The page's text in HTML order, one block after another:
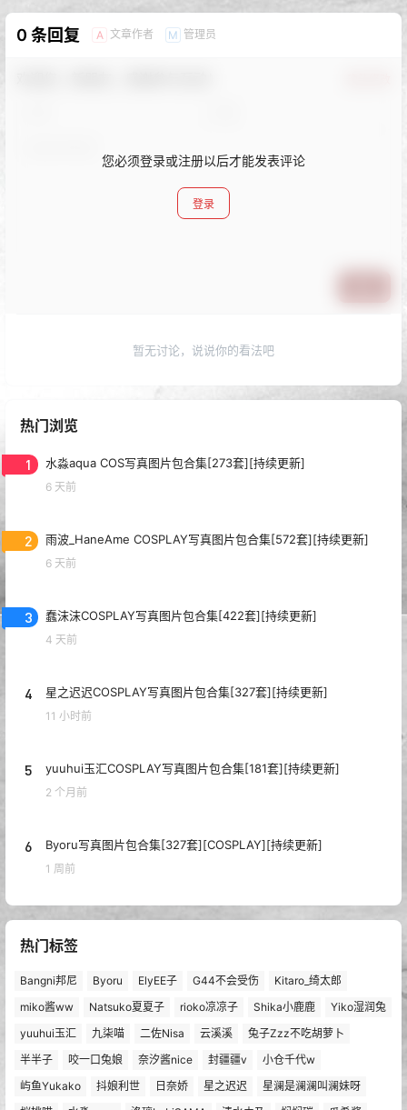
0 条回复 A 文章作者 M 管理员
您必须登录或注册以后才能发表评论
登录
暂无讨论，说说你的看法吧
热门浏览
1 水淼aqua COS写真图片包合集[273套][持续更新]
6 天前
2 雨波_HaneAme COSPLAY写真图片包合集[572套][持续更新]
6 天前
3 蠢沫沫COSPLAY写真图片包合集[422套][持续更新]
4 天前
4 星之迟迟COSPLAY写真图片包合集[327套][持续更新]
11 小时前
5 yuuhui玉汇COSPLAY写真图片包合集[181套][持续更新]
2 个月前
6 Byoru写真图片包合集[327套][COSPLAY][持续更新]
1 周前
热门标签
Bangni邦尼 Byoru ElyEE子 G44不会受伤
Kitaro_绮太郎
miko酱ww
Natsuko夏夏子 rioko凉凉子 Shika小鹿鹿
Yiko湿润兔
yuuhui玉汇
九柒喵 二佐Nisa 云溪溪
兔子Zzz不吃胡萝卜
半半子
咬一口兔娘 奈汐酱nice 封疆疆v
小仓千代w
屿鱼Yukako
抖娘利世 日奈娇 星之迟迟
星澜是澜澜叫澜妹呀